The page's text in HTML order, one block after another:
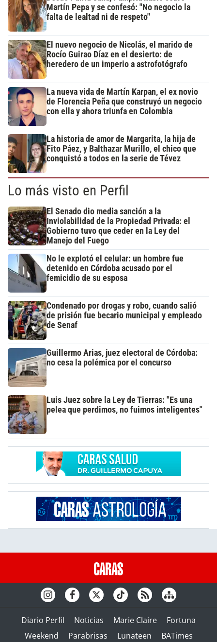
Martín Pepa y se confesó: "No negocio la
falta de lealtad ni de respeto"
El nuevo negocio de Nicolás, el marido de
Rocío Guirao Díaz en el desierto: de
heredero de un imperio a astrofotógrafo
La nueva vida de Martín Karpan, el ex novio
de Florencia Peña que construyó un negocio
con ella y ahora triunfa en Colombia
La historia de amor de Margarita, la hija de
Fito Páez, y Balthazar Murillo, el chico que
conquistó a todos en la serie de Tévez
Lo más visto en Perfil
El Senado dio media sanción a la
Inviolabilidad de la Propiedad Privada: el
Gobierno tuvo que ceder en la Ley del
Manejo del Fuego
No le explotó el celular: un hombre fue
detenido en Córdoba acusado por el
femicidio de su esposa
Condenado por drogas y robo, cuando salió
de prisión fue becario municipal y empleado
de Senaf
Guillermo Arias, juez electoral de Córdoba:
no cesa la polémica por el concurso
Luis Juez sobre la Ley de Tierras: "Es una
pelea que perdimos, no fuimos inteligentes"
Diario Perfil Noticias Marie Claire
Fortuna
Weekend
Parabrisas Lunateen BATimes